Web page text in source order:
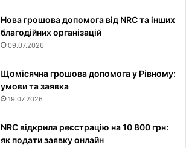
Нова грошова допомога від NRC та інших
благодійних організацій
09.07.2026
Щомісячна грошова допомога у Рівному:
умови та заявка
19.07.2026
NRC відкрила реєстрацію на 10 800 грн:
як подати заявку онлайн